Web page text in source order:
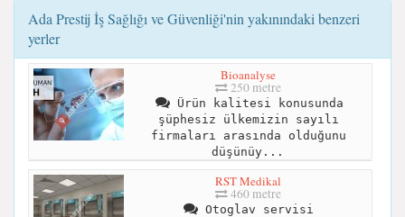
Ada Prestij İş Sağlığı ve Güvenliği'nin yakınındaki benzeri
yerler
Bioanalyse
250 metre
Ürün kalitesi konusunda
şüphesiz ülkemizin sayılı
firmaları arasında olduğunu
düşünüy...
RST Medikal
460 metre
Otoglav servisi